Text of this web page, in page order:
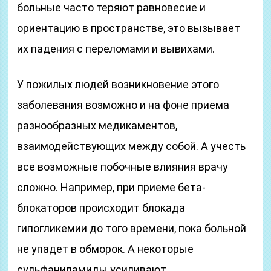
больные часто теряют равновесие и
ориентацию в пространстве, это вызывает
их падения с переломами и вывихами.
У пожилых людей возникновение этого
заболевания возможно и на фоне приема
разнообразных медикаментов,
взаимодействующих между собой. А учесть
все возможные побочные влияния врачу
сложно. Например, при приеме бета-
блокаторов происходит блокада
гипогликемии до того времени, пока больной
не упадет в обморок. А некоторые